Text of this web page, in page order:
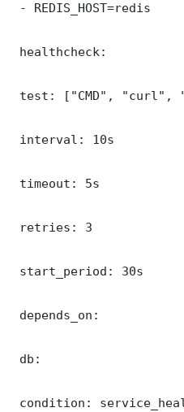
- REDIS_HOST=redis
healthcheck:
test: ["CMD", "curl",
interval: 10s
timeout: 5s
retries: 3
start_period: 30s
depends_on:
db:
condition: